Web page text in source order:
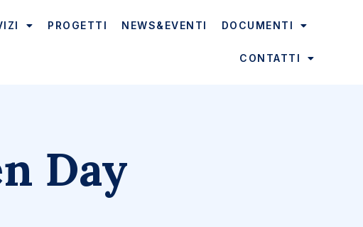
PROGETTI NEWS&EVENTI DOCUMENTI
CONTATTI
Day